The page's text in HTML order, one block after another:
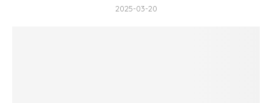
2025-03-20